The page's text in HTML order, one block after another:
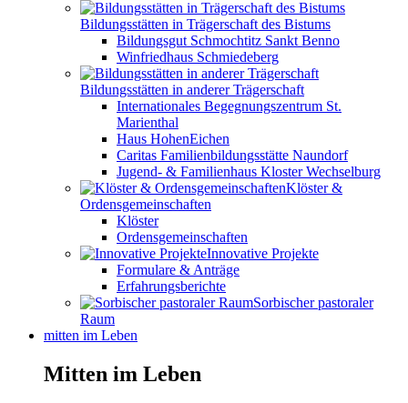
Bildungsstätten in Trägerschaft des Bistums
Bildungsgut Schmochtitz Sankt Benno
Winfriedhaus Schmiedeberg
Bildungsstätten in anderer Trägerschaft
Internationales Begegnungszentrum St.
Marienthal
Haus HohenEichen
Caritas Familienbildungsstätte Naundorf
Jugend- & Familienhaus Kloster Wechselburg
Klöster &
Ordensgemeinschaften
Klöster
Ordensgemeinschaften
Innovative Projekte
Formulare & Anträge
Erfahrungsberichte
Sorbischer pastoraler
Raum
mitten im Leben
Mitten im Leben